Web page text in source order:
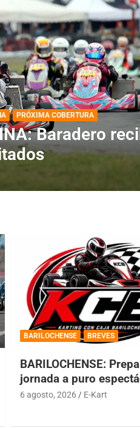
Horarios
BARILOCHENSE BREVES
BARILOCHENSE:
jornada a puro
6 agosto, 2026 E-Kart